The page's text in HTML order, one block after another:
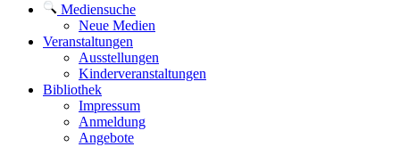
Mediensuche
Neue Medien
Veranstaltungen
Ausstellungen
Kinderveranstaltungen
Bibliothek
Impressum
Anmeldung
Angebote